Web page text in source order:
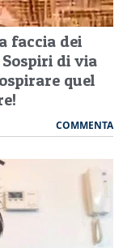
faccia dei
di via
quel
COMMENTA